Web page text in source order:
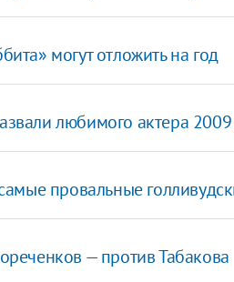
могут отложить на год
любимого актера 2009
провальные
— против Табакова